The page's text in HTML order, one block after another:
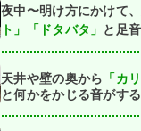
夜中〜明け方にかけて
ト」「ドタバタ」 と足
天井や壁の奥から 「カ
と何かをかじる音がする